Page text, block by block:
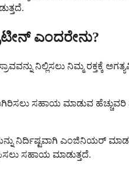
ಎಂದರೇನು?
ನಿಲ್ಲಿಸಲು ನಿಮ್ಮ ರಕ್ತಕ್ಕೆ
ಸಹಾಯ ಮಾಡುವ
ನಿರ್ದಿಷ್ಟವಾಗಿ ಎಂಜಿನಿಯರ್
ಸಹಾಯ ಮಾಡುತ್ತದೆ.